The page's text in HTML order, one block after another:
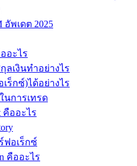
พเดต 2025
อะไร
ลเงินทำอย่างไร
เร็กซ์)ได้อย่างไร
นการเทรด
คืออะไร
ฟอเร็กซ์
คืออะไร